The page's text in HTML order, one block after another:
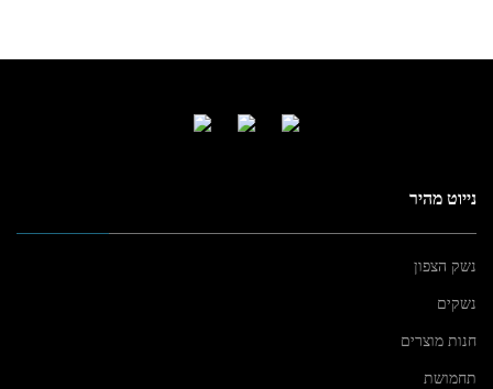
נייוט מהיר
נשק הצפון
נשקים
חנות מוצרים
תחמושת